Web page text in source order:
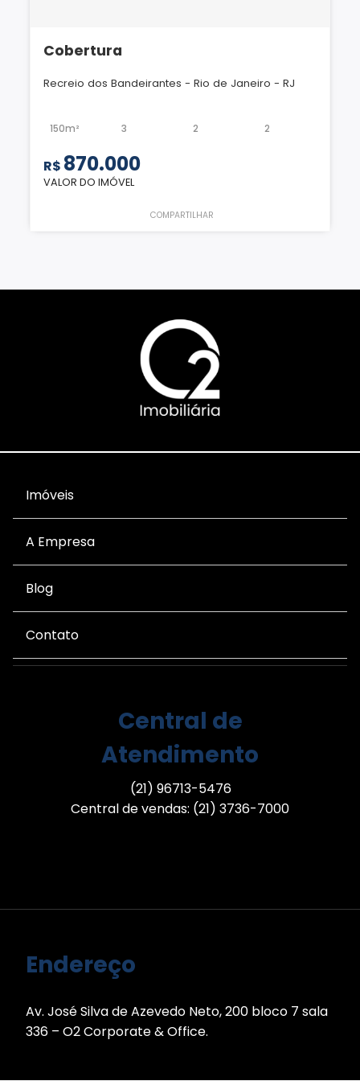
Cobertura
Recreio dos Bandeirantes - Rio de Janeiro - RJ
150m² 3 2 2
R$ 870.000
VALOR DO IMÓVEL
COMPARTILHAR
Imóveis
A Empresa
Blog
Contato
Central de
Atendimento
(21) 96713-5476
Central de vendas: (21) 3736-7000
Endereço
Av. José Silva de Azevedo Neto, 200 bloco 7 sala
336 – O2 Corporate & Office.